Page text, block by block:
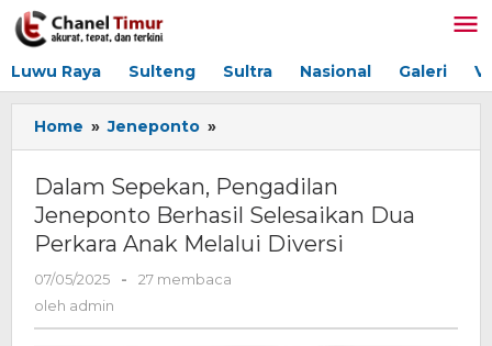
Lewati
ke
Luwu Raya Sulteng Sultra Nasional Galeri
Home » Jeneponto »
Sepekan,
Jeneponto
Berhasil
Selesaikan
Perkara
Melalui
Dalam Sepekan, Pengadilan
Jeneponto Berhasil Selesaikan Dua
Perkara Anak Melalui Diversi
07/05/2025
oleh
-
27 membaca
oleh admin